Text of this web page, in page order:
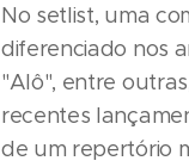
No setlist, uma
diferenciado nos
"Alô", entre
recentes
de um repertório